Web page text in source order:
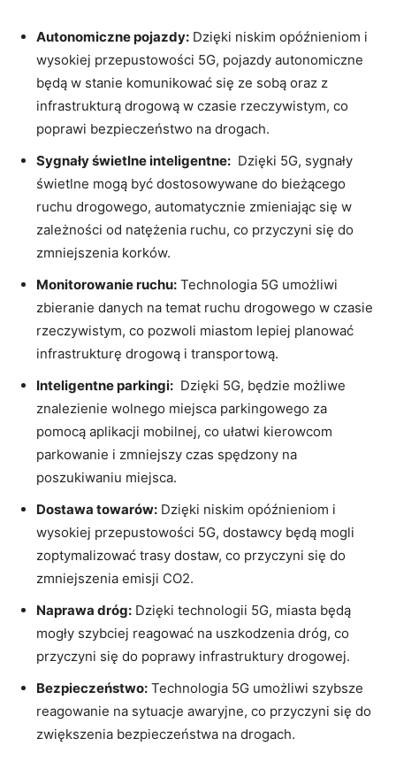
Autonomiczne ​pojazdy: Dzięki niskim opóźnieniom i
wysokiej przepustowości 5G,‌ pojazdy autonomiczne
będą w stanie komunikować się ze sobą oraz z
infrastrukturą drogową w czasie⁣ rzeczywistym, co
poprawi bezpieczeństwo na⁣ drogach.
Sygnały świetlne inteligentne: ‍ Dzięki 5G, sygnały
świetlne mogą być dostosowywane do bieżącego
ruchu ⁤drogowego, automatycznie zmieniając się w
zależności ​od natężenia ⁣ruchu, co przyczyni się do
zmniejszenia korków.
Monitorowanie​ ruchu: Technologia 5G umożliwi
zbieranie danych ‍na temat ruchu drogowego w czasie
rzeczywistym, co pozwoli miastom lepiej planować
infrastrukturę drogową i transportową.
Inteligentne parkingi: ⁤ Dzięki 5G, będzie możliwe
znalezienie wolnego miejsca parkingowego za
pomocą aplikacji mobilnej, co ułatwi kierowcom
parkowanie⁣ i zmniejszy czas spędzony‌ na
⁤poszukiwaniu miejsca.
Dostawa ⁢towarów: Dzięki⁣ niskim opóźnieniom i‌
wysokiej przepustowości 5G, dostawcy ‌będą mogli‌
zoptymalizować trasy ⁢dostaw,⁤ co przyczyni ⁣się do
zmniejszenia ‍emisji CO2.
Naprawa dróg: Dzięki technologii 5G,⁣ miasta będą
mogły szybciej reagować na uszkodzenia​ dróg, co
przyczyni się do poprawy infrastruktury drogowej.
Bezpieczeństwo: Technologia 5G umożliwi szybsze
reagowanie na sytuacje awaryjne,‍ co ‌przyczyni się ‌do
zwiększenia bezpieczeństwa‍ na drogach.